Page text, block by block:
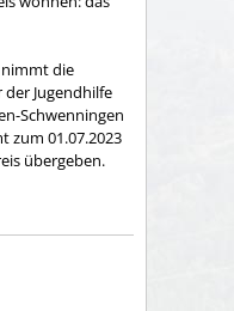
nimmt die
Jugendhilfe
Schwenningen
zum 01.07.2023
übergeben.